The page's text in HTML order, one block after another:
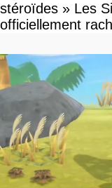
stéroïdes » Les
officiellement